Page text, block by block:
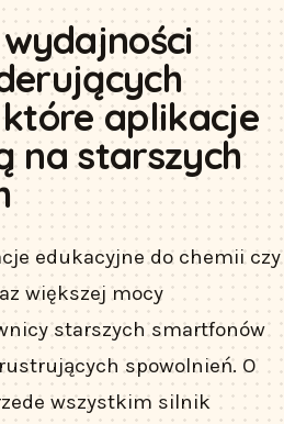
aplikacje
na starszych
edukacyjne do chemii czy
większej mocy
starszych smartfonów
spowolnień. O
wszystkim silnik